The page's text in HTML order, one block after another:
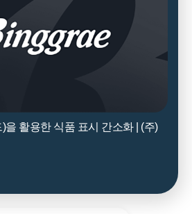
자주 묻는 질문에서 먼저 확인하세요.
을 활용한 식품 표시 간소화 | (주)